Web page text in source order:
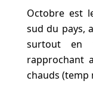
Octobre est
sud du pays,
surtout en
rapprochant
chauds (temp